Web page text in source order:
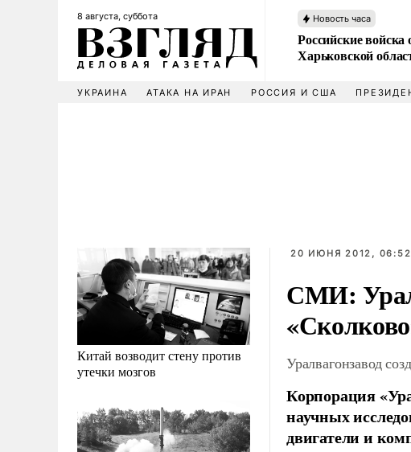
8 августа, суббота Новость часа
Российские
Харьковской
УКРАИНА АТАКА НА ИРАН РОССИЯ И США
Китай возводит стену против
утечки мозгов
20 ИЮНЯ 2012, 06:52
СМИ:
Уралвагонзавод
Корпорация
научных
двигатели и